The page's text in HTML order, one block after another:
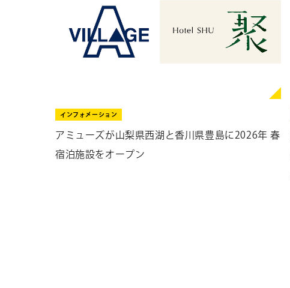
インフォメーション
アミューズが山梨県西湖と香川県豊島に2026年 春
宿泊施設をオープン